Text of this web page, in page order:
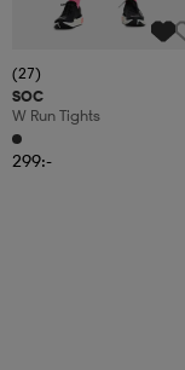
(27)
SOC
W Run Tights
299:-